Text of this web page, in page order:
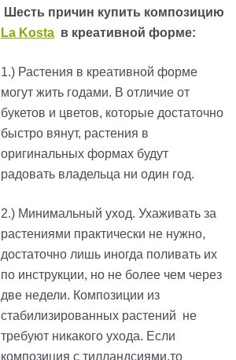
Шесть причин купить композицию
La Kosta в креативной форме:
1.) Растения в креативной форме
могут жить годами. В отличие от
букетов и цветов, которые достаточно
быстро вянут, растения в
оригинальных формах будут
радовать владельца ни один год.
2.) Минимальный уход. Ухаживать за
растениями практически не нужно,
достаточно лишь иногда поливать их
по инструкции, но не более чем через
две недели. Композиции из
стабилизированных растений не
требуют никакого ухода. Если
композиция с тилландсиями,то